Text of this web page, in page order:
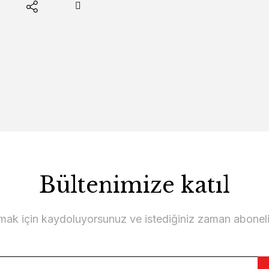
Bültenimize katıl
için kaydoluyorsunuz ve istediğiniz zaman